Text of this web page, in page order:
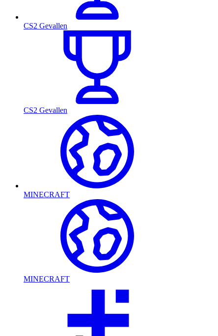
CS2 Gevallen
CS2 Gevallen
MINECRAFT
MINECRAFT